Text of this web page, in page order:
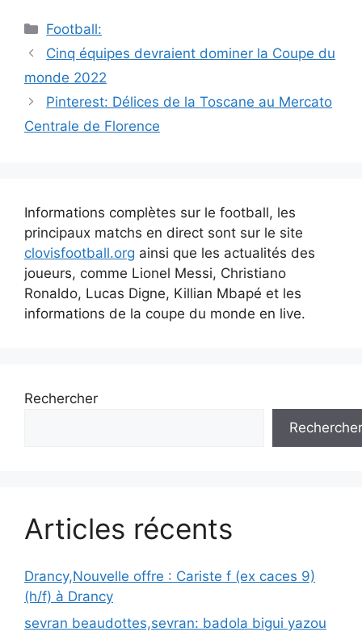
Catégories
Football:
Navigation
des
Cinq équipes devraient dominer la Coupe du
monde 2022
Pinterest: Délices de la Toscane au Mercato
Centrale de Florence
Informations complètes sur le football, les
principaux matchs en direct sont sur le site
clovisfootball.org ainsi que les actualités des
joueurs, comme Lionel Messi, Christiano
Ronaldo, Lucas Digne, Killian Mbapé et les
informations de la coupe du monde en live.
Rechercher
Rechercher
Articles récents
Drancy,Nouvelle offre : Cariste f (ex caces 9)
(h/f) à Drancy
sevran beaudottes,sevran: badola bigui yazou